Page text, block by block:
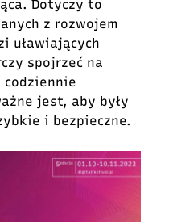
Dotyczy to
z rozwojem
uławiających
spojrzeć na
codziennie
jest, aby były
i bezpieczne.